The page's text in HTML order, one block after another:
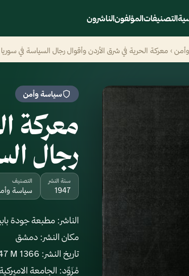
التصنيفاتالمؤلفونالناشرون
› معركة الحرية في شرق الأردن وأقوال رجال السياسة في سوريا
سياسة وأمن
معركة
رجال
سنة النشر
1947
التصنيف
سياسة